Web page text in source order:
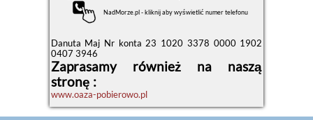
NadMorze.pl - kliknij aby wyświetlić numer telefonu
Danuta Maj Nr konta 23 1020 3378 0000 1902
0407 3946
Zaprasamy również na naszą
stronę :
www.oaza-pobierowo.pl